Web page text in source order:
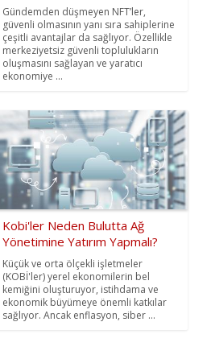
Gündemden düşmeyen NFT’ler,
güvenli olmasının yanı sıra sahiplerine
çeşitli avantajlar da sağlıyor. Özellikle
merkeziyetsiz güvenli toplulukların
oluşmasını sağlayan ve yaratıcı
ekonomiye ...
Kobi'ler Neden Bulutta Ağ
Yönetimine Yatırım Yapmalı?
Küçük ve orta ölçekli işletmeler
(KOBİ'ler) yerel ekonomilerin bel
kemiğini oluşturuyor, istihdama ve
ekonomik büyümeye önemli katkılar
sağlıyor. Ancak enflasyon, siber ...